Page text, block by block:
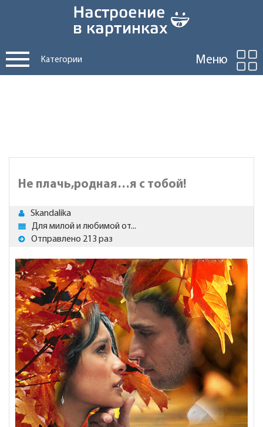
Категории Меню
Не плачь,родная…я с тобой!
Skandalika
Для милой и любимой от...
Отправлено 213 раз